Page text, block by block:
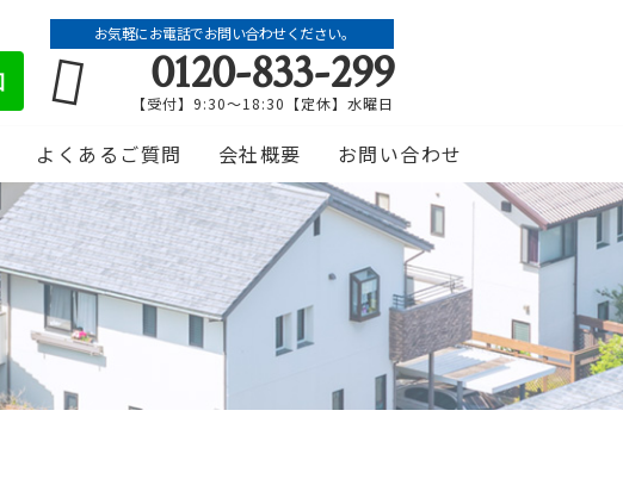
お気軽にお電話でお問い合わせください。
0120-833-299
【受付】9:30～18:30【定休】水曜日
よくあるご質問 会社概要 お問い合わせ